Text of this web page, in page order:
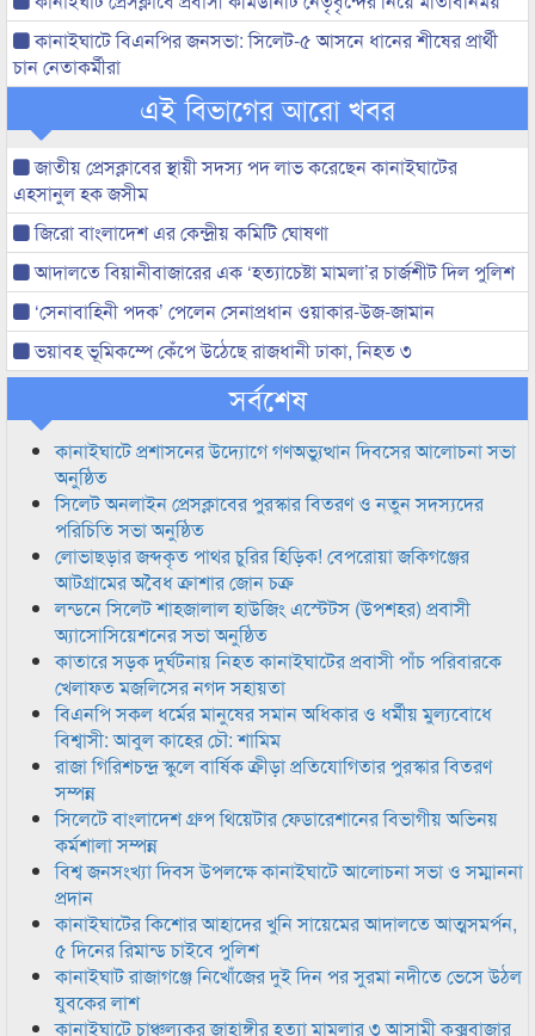
কানাইঘাটে বিএনপির জনসভা: সিলেট-৫ আসনে ধানের শীষের প্রার্থী
চান নেতাকর্মীরা
এই বিভাগের আরো খবর
জাতীয় প্রেসক্লাবের স্থায়ী সদস্য পদ লাভ করেছেন কানাইঘাটের
এহসানুল হক জসীম
জিরো বাংলাদেশ এর কেন্দ্রীয় কমিটি ঘোষণা
আদালতে বিয়ানীবাজারের এক ‘হত্যাচেষ্টা মামলা’র চার্জশীট দিল পুলিশ
‘সেনাবাহিনী পদক’ পেলেন সেনাপ্রধান ওয়াকার-উজ-জামান
ভয়াবহ ভূমিকম্পে কেঁপে উঠেছে রাজধানী ঢাকা, নিহত ৩
সর্বশেষ
কানাইঘাটে প্রশাসনের উদ্যোগে গণঅভ্যুত্থান দিবসের আলোচনা সভা
অনুষ্ঠিত
সিলেট অনলাইন প্রেসক্লাবের পুরস্কার বিতরণ ও নতুন সদস্যদের
পরিচিতি সভা অনুষ্ঠিত
লোভাছড়ার জব্দকৃত পাথর চুরির হিড়িক! বেপরোয়া জকিগঞ্জের
আটগ্রামের অবৈধ ক্রাশার জোন চক্র
লন্ডনে সিলেট শাহজালাল হাউজিং এস্টেটস (উপশহর) প্রবাসী
অ্যাসোসিয়েশনের সভা অনুষ্ঠিত
কাতারে সড়ক দুর্ঘটনায় নিহত কানাইঘাটের প্রবাসী পাঁচ পরিবারকে
খেলাফত মজলিসের নগদ সহায়তা
বিএনপি সকল ধর্মের মানুষের সমান অধিকার ও ধর্মীয় মুল্যবোধে
বিশ্বাসী: আবুল কাহের চৌ: শামিম
রাজা গিরিশচন্দ্র স্কুলে বার্ষিক ক্রীড়া প্রতিযোগিতার পুরস্কার বিতরণ
সম্পন্ন
সিলেটে বাংলাদেশ গ্রুপ থিয়েটার ফেডারেশানের বিভাগীয় অভিনয়
কর্মশালা সম্পন্ন
বিশ্ব জনসংখ্যা দিবস উপলক্ষে কানাইঘাটে আলোচনা সভা ও সম্মাননা
প্রদান
কানাইঘাটের কিশোর আহাদের খুনি সায়েমের আদালতে আত্মসমর্পন,
৫ দিনের রিমান্ড চাইবে পুলিশ
কানাইঘাট রাজাগঞ্জে নিখোঁজের দুই দিন পর সুরমা নদীতে ভেসে উঠল
যুবকের লাশ
কানাইঘাটে চাঞ্চল্যকর জাহাঙ্গীর হত্যা মামলার ৩ আসামী কক্সবাজার